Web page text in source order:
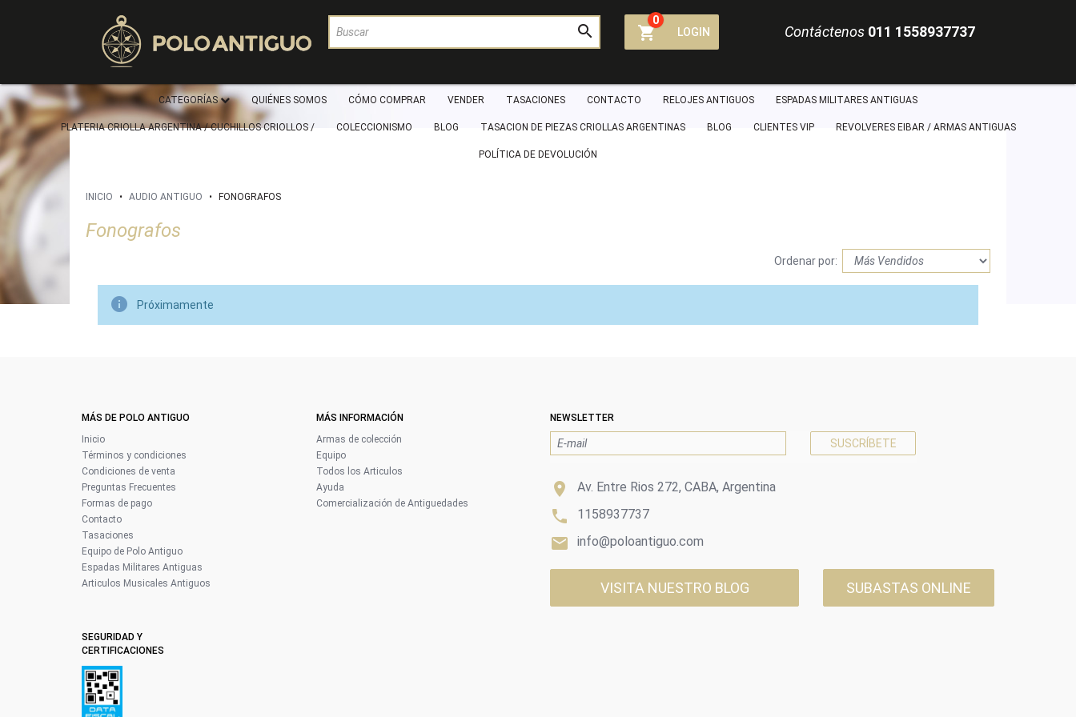
 
0
LOGIN
Contáctenos 011 1558937737
CATEGORÍAS QUIÉNES SOMOS CÓMO COMPRAR VENDER TASACIONES CONTACTO RELOJES ANTIGUOS ESPADAS MILITARES ANTIGUAS
PLATERIA CRIOLLA ARGENTINA / CUCHILLOS CRIOLLOS / COLECCIONISMO BLOG TASACION DE PIEZAS CRIOLLAS ARGENTINAS BLOG CLIENTES VIP REVOLVERES EIBAR / ARMAS ANTIGUAS
POLÍTICA DE DEVOLUCIÓN
INICIO • AUDIO ANTIGUO • FONOGRAFOS
Fonografos
Ordenar por:
 Próximamente
MÁS DE POLO ANTIGUO
Inicio
Términos y condiciones
Condiciones de venta
Preguntas Frecuentes
Formas de pago
Contacto
Tasaciones
Equipo de Polo Antiguo
Espadas Militares Antiguas
Articulos Musicales Antiguos
MÁS INFORMACIÓN
Armas de colección
Equipo
Todos los Articulos
Ayuda
Comercialización de Antiguedades
NEWSLETTER
 Av. Entre Rios 272, CABA, Argentina
 1158937737
 info@poloantiguo.com
VISITA NUESTRO BLOG SUBASTAS ONLINE
SEGURIDAD Y
CERTIFICACIONES